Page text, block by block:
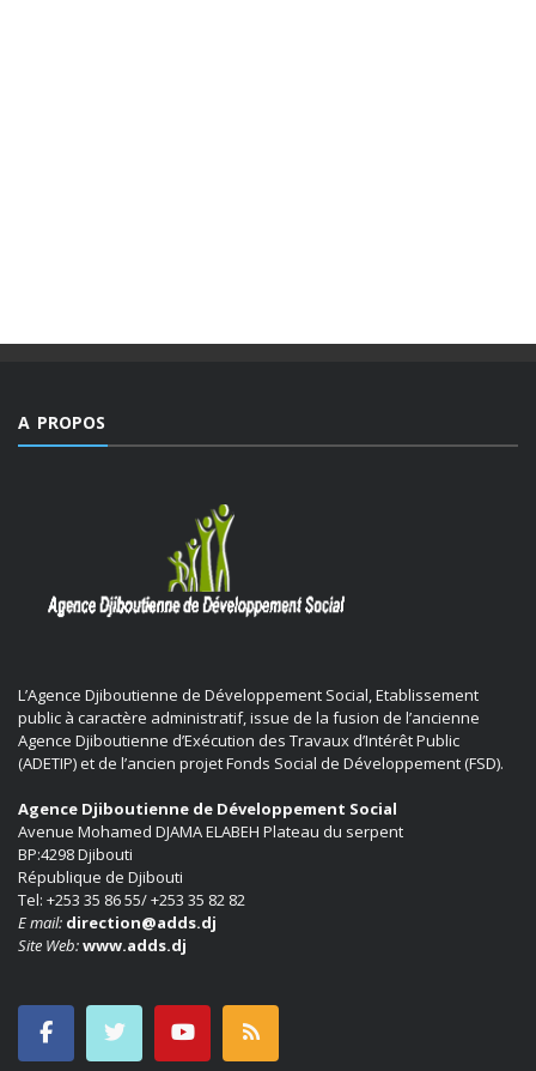
A PROPOS
L’Agence Djiboutienne de Développement Social, Etablissement
public à caractère administratif, issue de la fusion de l’ancienne
Agence Djiboutienne d’Exécution des Travaux d’Intérêt Public
(ADETIP) et de l’ancien projet Fonds Social de Développement (FSD).
Agence Djiboutienne de Développement Social
Avenue Mohamed DJAMA ELABEH Plateau du serpent
BP:4298 Djibouti
République de Djibouti
Tel: +253 35 86 55/ +253 35 82 82
E mail: direction@adds.dj
Site Web:www.adds.dj